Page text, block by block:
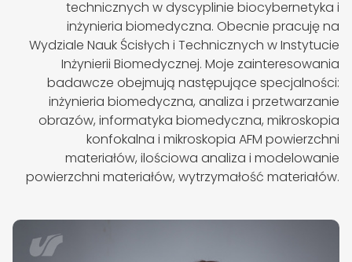
technicznych w dyscyplinie biocybernetyka i
inżynieria biomedyczna. Obecnie pracuję na
Wydziale Nauk Ścisłych i Technicznych w Instytucie
Inżynierii Biomedycznej. Moje zainteresowania
badawcze obejmują następujące specjalności:
inżynieria biomedyczna, analiza i przetwarzanie
obrazów, informatyka biomedyczna, mikroskopia
konfokalna i mikroskopia AFM powierzchni
materiałów, ilościowa analiza i modelowanie
powierzchni materiałów, wytrzymałość materiałów.